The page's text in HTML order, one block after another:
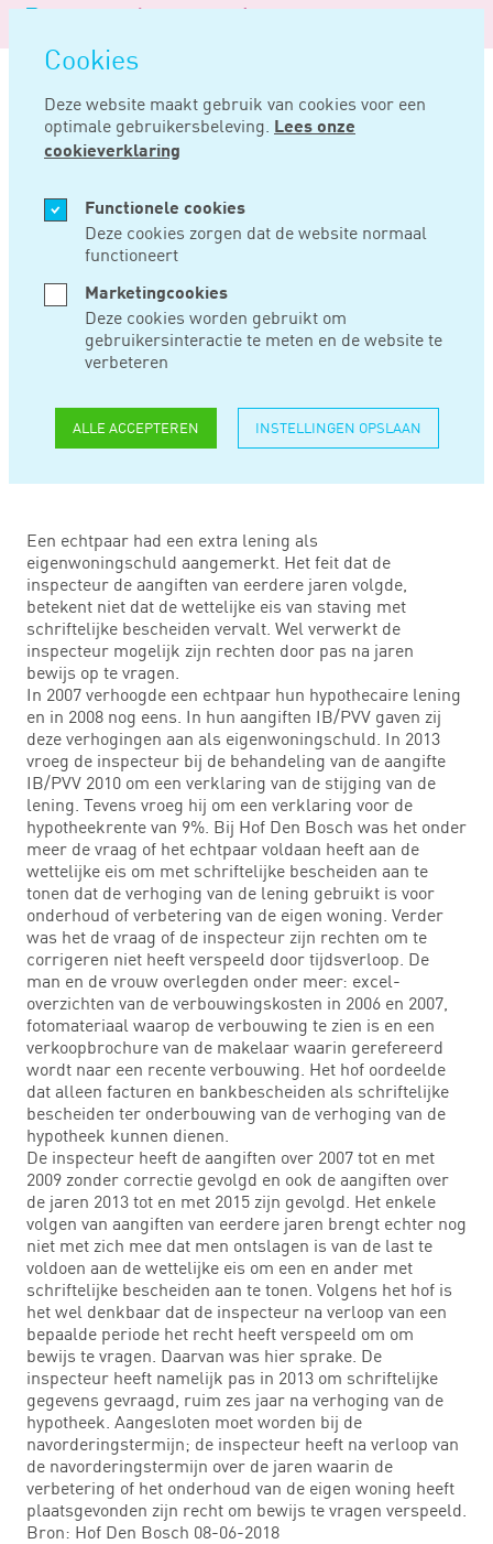
overslaan
Cookies
Deze website maakt gebruik van cookies voor een
optimale gebruikersbeleving. Lees onze
cookieverklaring
Functionele cookies
Deze cookies zorgen dat de website normaal
functioneert
Marketingcookies
Deze cookies worden gebruikt om
gebruikersinteractie te meten en de website te
verbeteren
ALLE ACCEPTEREN INSTELLINGEN OPSLAAN
Logo
Noord
Negentig
Home Nieuws
SEP 11, 2018
TRAAG
HANDELENDE
INSPECTEUR KAN
NIET MEER
CORRIGEREN
Een echtpaar had een extra lening als
eigenwoningschuld aangemerkt. Het feit dat de
inspecteur de aangiften van eerdere jaren volgde,
betekent niet dat de wettelijke eis van staving met
schriftelijke bescheiden vervalt. Wel verwerkt de
inspecteur mogelijk zijn rechten door pas na jaren
bewijs op te vragen.
In 2007 verhoogde een echtpaar hun hypothecaire lening
en in 2008 nog eens. In hun aangiften IB/PVV gaven zij
deze verhogingen aan als eigenwoningschuld. In 2013
vroeg de inspecteur bij de behandeling van de aangifte
IB/PVV 2010 om een verklaring van de stijging van de
lening. Tevens vroeg hij om een verklaring voor de
hypotheekrente van 9%. Bij Hof Den Bosch was het onder
meer de vraag of het echtpaar voldaan heeft aan de
wettelijke eis om met schriftelijke bescheiden aan te
tonen dat de verhoging van de lening gebruikt is voor
onderhoud of verbetering van de eigen woning. Verder
was het de vraag of de inspecteur zijn rechten om te
corrigeren niet heeft verspeeld door tijdsverloop. De
man en de vrouw overlegden onder meer: excel-
overzichten van de verbouwingskosten in 2006 en 2007,
fotomateriaal waarop de verbouwing te zien is en een
verkoopbrochure van de makelaar waarin gerefereerd
wordt naar een recente verbouwing. Het hof oordeelde
dat alleen facturen en bankbescheiden als schriftelijke
bescheiden ter onderbouwing van de verhoging van de
hypotheek kunnen dienen.
De inspecteur heeft de aangiften over 2007 tot en met
2009 zonder correctie gevolgd en ook de aangiften over
de jaren 2013 tot en met 2015 zijn gevolgd. Het enkele
volgen van aangiften van eerdere jaren brengt echter nog
niet met zich mee dat men ontslagen is van de last te
voldoen aan de wettelijke eis om een en ander met
schriftelijke bescheiden aan te tonen. Volgens het hof is
het wel denkbaar dat de inspecteur na verloop van een
bepaalde periode het recht heeft verspeeld om om
bewijs te vragen. Daarvan was hier sprake. De
inspecteur heeft namelijk pas in 2013 om schriftelijke
gegevens gevraagd, ruim zes jaar na verhoging van de
hypotheek. Aangesloten moet worden bij de
navorderingstermijn; de inspecteur heeft na verloop van
de navorderingstermijn over de jaren waarin de
verbetering of het onderhoud van de eigen woning heeft
plaatsgevonden zijn recht om bewijs te vragen verspeeld.
Bron: Hof Den Bosch 08-06-2018